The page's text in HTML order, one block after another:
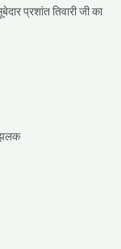
प्रशांत तिवारी जी का
झलक